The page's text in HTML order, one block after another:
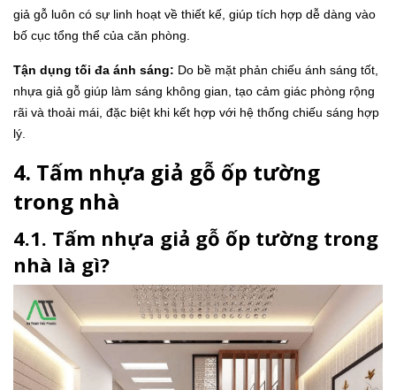
giả gỗ luôn có sự linh hoạt về thiết kế, giúp tích hợp dễ dàng vào
bố cục tổng thể của căn phòng.
Tận dụng tối đa ánh sáng: Do bề mặt phản chiếu ánh sáng tốt,
nhựa giả gỗ giúp làm sáng không gian, tạo cảm giác phòng rộng
rãi và thoải mái, đặc biệt khi kết hợp với hệ thống chiếu sáng hợp
lý.
4. Tấm nhựa giả gỗ ốp tường
trong nhà
4.1. Tấm nhựa giả gỗ ốp tường trong
nhà là gì?